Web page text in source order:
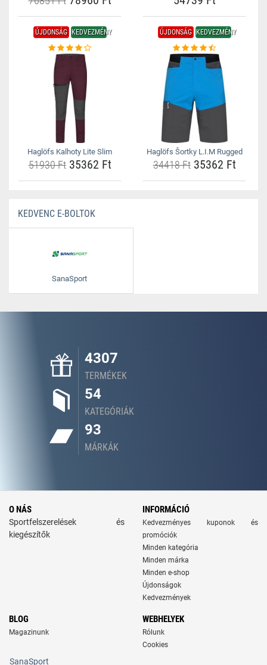
ÚJDONSÁG KEDVEZMÉNY
Haglöfs Kalhoty Lite Slim
51930 Ft35362 Ft
ÚJDONSÁG KEDVEZMÉNY
Haglöfs Šortky L.I.M Rugged
34418 Ft35362 Ft
KEDVENC E-BOLTOK
SanaSport
4307
TERMÉKEK
54
KATEGÓRIÁK
93
MÁRKÁK
O NÁS
Sportfelszerelések és
kiegészítők
INFORMÁCIÓ
Kedvezményes kuponok és
promóciók
Minden kategória
Minden márka
Minden e-shop
Újdonságok
Kedvezmények
BLOG
Magazinunk
WEBHELYEK
Rólunk
Cookies
SanaSport